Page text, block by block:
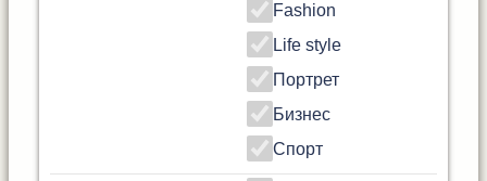
Fashion
Life style
Портрет
Бизнес
Спорт